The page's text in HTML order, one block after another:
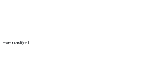
eve nakliyat